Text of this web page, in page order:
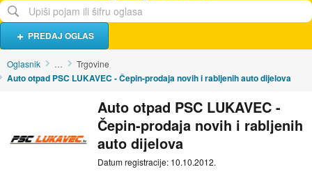
PREDAJ OGLAS
Oglasnik … Trgovine
Auto otpad PSC LUKAVEC - Čepin-prodaja novih i rabljenih auto dijelova
Auto otpad PSC LUKAVEC -
Čepin-prodaja novih i rabljenih
auto dijelova
Datum registracije: 10.10.2012.